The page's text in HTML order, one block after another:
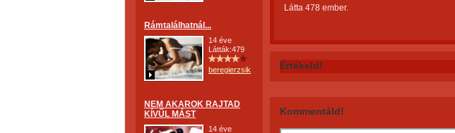
Rámtalálhatnál...
14 éve
Látták:479
beregierzsike
NEM AKAROK RAJTAD
KÍVŰL MÁST
14 éve
Látta 478 ember.
Értékeld!
Kommentáld!